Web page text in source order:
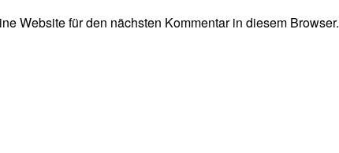
Website für den nächsten Kommentar in diesem Browser.